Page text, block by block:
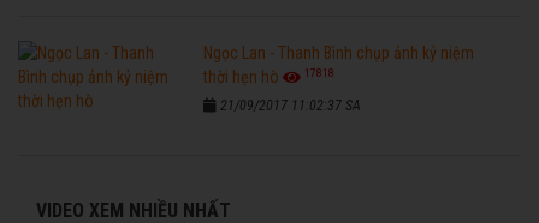
Ngọc Lan - Thanh Bình chụp ảnh kỷ niệm
thời hẹn hò
17818
21/09/2017 11:02:37 SA
VIDEO XEM NHIỀU NHẤT